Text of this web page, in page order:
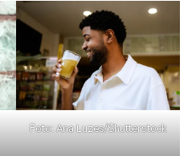
Foto:Ana Luzes/Shutterstock